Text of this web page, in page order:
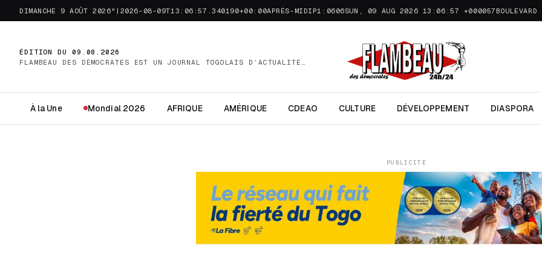
DIMANCHE 9 AOÛT 2026"|2026-08-09T13:06:57.340190+00:00APRÈS-MIDIP1:0606SUN, 09 AUG 2026 13:06:57 +000057
ÉDITION DU 09.08.2026
FLAMBEAU DES DÉMOCRATES EST UN JOURNAL TOGOLAIS D’ACTUALITÉ…
À la Une Mondial 2026 AFRIQUE AMÉRIQUE CDEAO CULTURE DÉVELOPPEMENT DIASPORA
PUBLICITÉ